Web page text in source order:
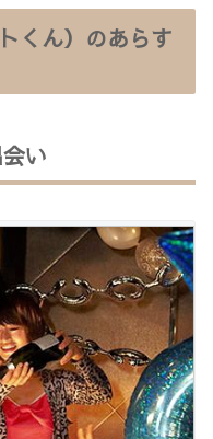
くん）のあらす
い